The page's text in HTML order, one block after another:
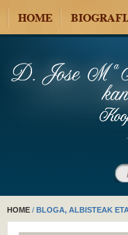
HOME
HOME/ BLOGA, ALBISTEAK